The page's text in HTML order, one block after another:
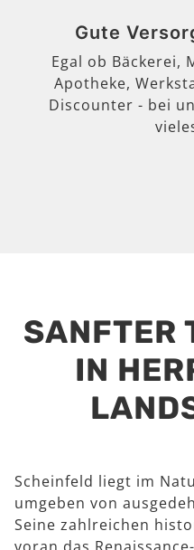
Gute
Egal ob Bäckerei,
Apotheke,
Discounter - bei
SANFTER
IN
Scheinfeld liegt im
umgeben von
Seine zahlreichen